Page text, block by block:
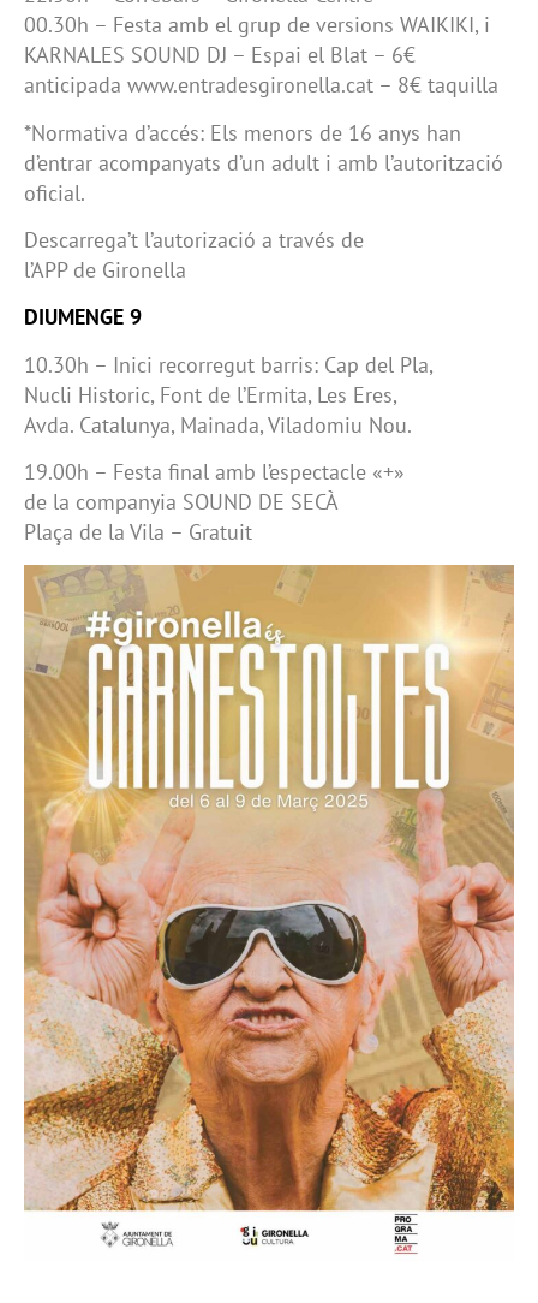
00.30h – Festa amb el grup de versions WAIKIKI, i
KARNALES SOUND DJ – Espai el Blat – 6€
anticipada www.entradesgironella.cat – 8€ taquilla
*Normativa d’accés: Els menors de 16 anys han
d’entrar acompanyats d’un adult i amb l’autorització
oficial.
Descarrega’t l’autorizació a través de
l’APP de Gironella
DIUMENGE 9
10.30h – Inici recorregut barris: Cap del Pla,
Nucli Historic, Font de l’Ermita, Les Eres,
Avda. Catalunya, Mainada, Viladomiu Nou.
19.00h – Festa final amb l’espectacle «+»
de la companyia SOUND DE SECÀ
Plaça de la Vila – Gratuit